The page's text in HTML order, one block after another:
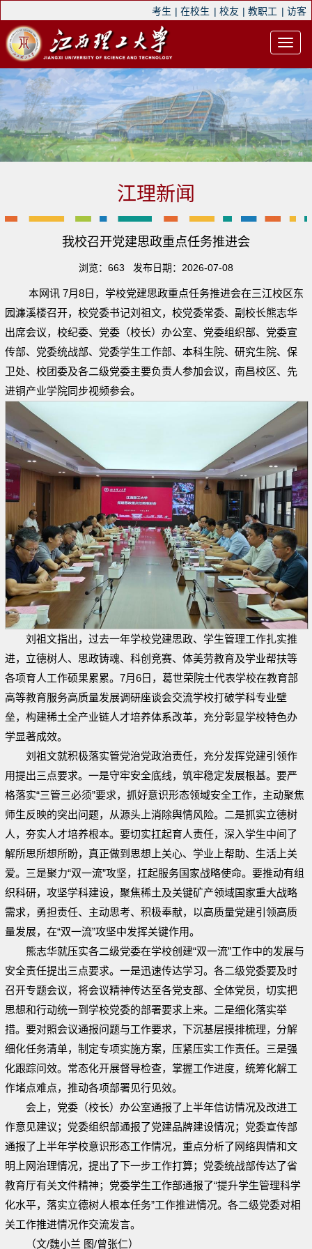
考生 | 在校生 | 校友 | 教职工 | 访客
江理新闻
我校召开党建思政重点任务推进会
浏览： 663 发布日期：2026-07-08
本网讯 7月8日，学校党建思政重点任务推进会在三江校区东
园濂溪楼召开，校党委书记刘祖文，校党委常委、副校长熊志华
出席会议，校纪委、党委（校长）办公室、党委组织部、党委宣
传部、党委统战部、党委学生工作部、本科生院、研究生院、保
卫处、校团委及各二级党委主要负责人参加会议，南昌校区、先
进铜产业学院同步视频参会。
刘祖文指出，过去一年学校党建思政、学生管理工作扎实推
进，立德树人、思政铸魂、科创竞赛、体美劳教育及学业帮扶等
各项育人工作硕果累累。7月6日，葛世荣院士代表学校在教育部
高等教育服务高质量发展调研座谈会交流学校打破学科专业壁
垒，构建稀土全产业链人才培养体系改革，充分彰显学校特色办
学显著成效。
刘祖文就积极落实管党治党政治责任，充分发挥党建引领作
用提出三点要求。一是守牢安全底线，筑牢稳定发展根基。要严
格落实“三管三必须”要求，抓好意识形态领域安全工作，主动聚焦
师生反映的突出问题，从源头上消除舆情风险。二是抓实立德树
人，夯实人才培养根本。要切实扛起育人责任，深入学生中间了
解所思所想所盼，真正做到思想上关心、学业上帮助、生活上关
爱。三是聚力“双一流”攻坚，扛起服务国家战略使命。要推动有组
织科研，攻坚学科建设，聚焦稀土及关键矿产领域国家重大战略
需求，勇担责任、主动思考、积极奉献，以高质量党建引领高质
量发展，在“双一流”攻坚中发挥关键作用。
熊志华就压实各二级党委在学校创建“双一流”工作中的发展与
安全责任提出三点要求。一是迅速传达学习。各二级党委要及时
召开专题会议，将会议精神传达至各党支部、全体党员，切实把
思想和行动统一到学校党委的部署要求上来。二是细化落实举
措。要对照会议通报问题与工作要求，下沉基层摸排梳理，分解
细化任务清单，制定专项实施方案，压紧压实工作责任。三是强
化跟踪问效。常态化开展督导检查，掌握工作进度，统筹化解工
作堵点难点，推动各项部署见行见效。
会上，党委（校长）办公室通报了上半年信访情况及改进工
作意见建议；党委组织部通报了党建品牌建设情况；党委宣传部
通报了上半年学校意识形态工作情况，重点分析了网络舆情和文
明上网治理情况，提出了下一步工作打算； 党委统战部传达了省
教育厅有关文件精神；党委学生工作部通报了“提升学生管理科学
化水平，落实立德树人根本任务”工作推进情况。各二级党委对相
关工作推进情况作交流发言。
（文/魏小兰 图/曾张仁）